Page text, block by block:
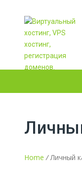
Home / Личный